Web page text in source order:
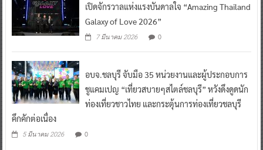
เปิดจักรวาลแห่งแรงบันดาลใจ “Amazing Thailand
Galaxy of Love 2026”
7 มีนาคม 2026 0
อบจ.ชลบุรี จับมือ 35 หน่วยงานและผู้ประกอบการ
ชูแคมเปญ “เที่ยวสบายๆสไตล์ชลบุรี” หวังดึงดูดนัก
ท่องเที่ยวชาวไทย และกระตุ้นการท่องเที่ยวชลบุรี
คึกคักต่อเนื่อง
5 มีนาคม 2026 0